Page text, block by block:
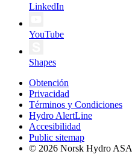
LinkedIn
YouTube
Shapes
Obtención
Privacidad
Términos y Condiciones
Hydro AlertLine
Accesibilidad
Public sitemap
© 2026 Norsk Hydro ASA